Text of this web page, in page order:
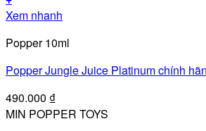
Xem nhanh
Popper 10ml
Popper Jungle Juice Platinum chính
490.000 ₫
MIN POPPER TOYS